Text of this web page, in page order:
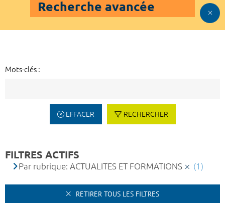
Recherche avancée
Mots-clés :
EFFACER RECHERCHER
FILTRES ACTIFS
Par rubrique: ACTUALITES ET FORMATIONS (1)
RETIRER TOUS LES FILTRES